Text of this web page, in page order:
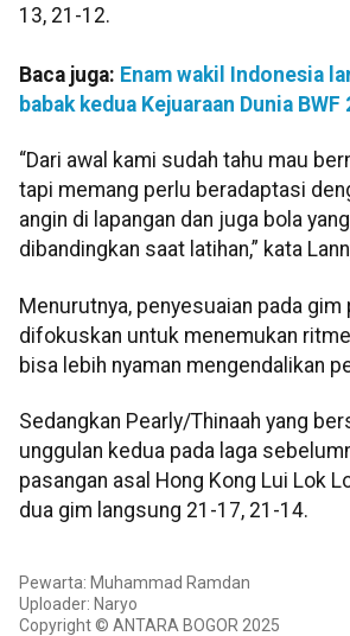
13, 21-12.
Baca juga: Enam wakil Indonesia
babak kedua Kejuaraan Dunia
“Dari awal kami sudah tahu mau
tapi memang perlu beradaptasi
angin di lapangan dan juga bola
dibandingkan saat latihan,” kata
Menurutnya, penyesuaian pada gim
difokuskan untuk menemukan
bisa lebih nyaman mengendalikan
Sedangkan Pearly/Thinaah yang
unggulan kedua pada laga
pasangan asal Hong Kong Lui Lok
dua gim langsung 21-17, 21-14.
Pewarta: Muhammad Ramdan
Uploader: Naryo
Copyright © ANTARA BOGOR 2025